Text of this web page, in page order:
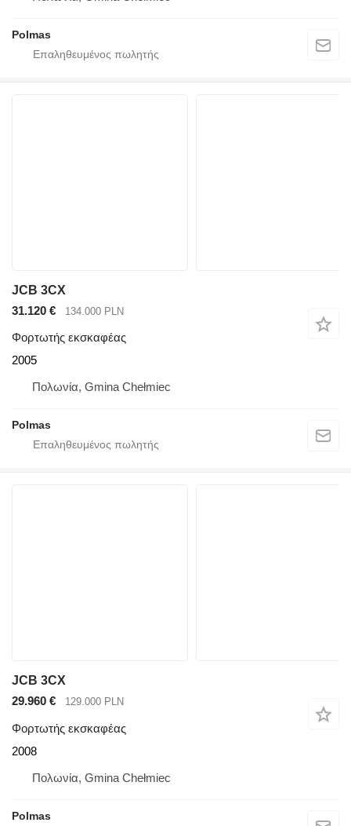
Polmas
JCB 3CX
31.120 €
134.000 PLN
Φορτωτής εκσκαφέας
2005
Πολωνία, Gmina Chełmiec
Polmas
JCB 3CX
29.960 €
129.000 PLN
Φορτωτής εκσκαφέας
2008
Πολωνία, Gmina Chełmiec
Polmas